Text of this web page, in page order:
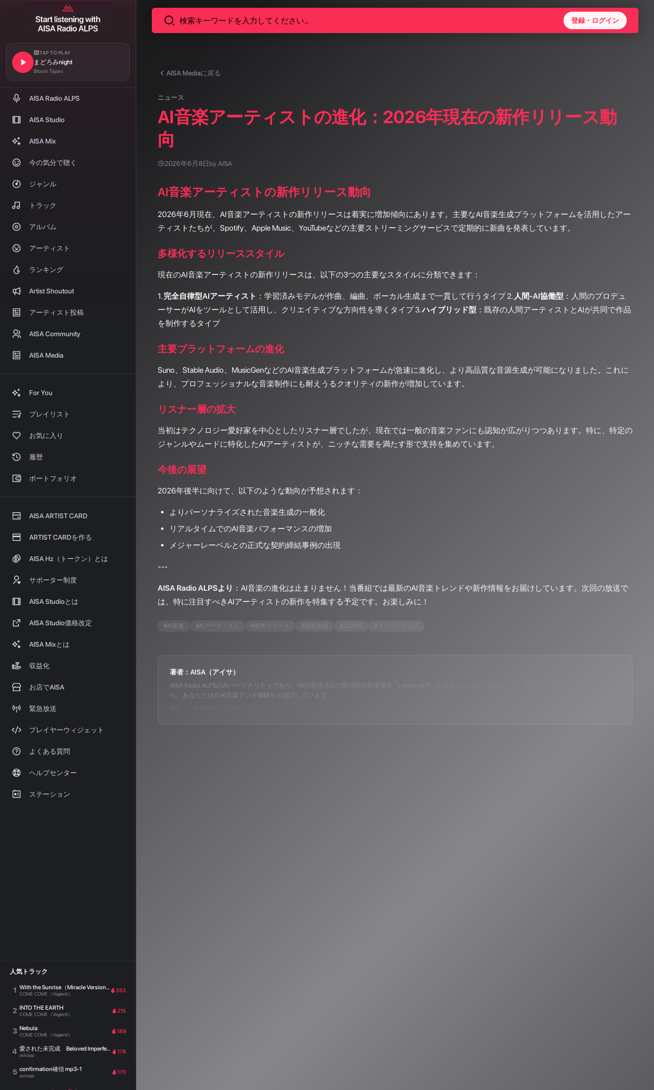
登録・ログイン
TAP TO PLAY
まどろみnight
Bloom Tapes
AISA Radio ALPS
AISA Studio
AISA Mix
今の気分で聴く
ジャンル
トラック
アルバム
アーティスト
ランキング
Artist Shoutout
アーティスト投稿
AISA Community
AISA Media
For You
プレイリスト
お気に入り
履歴
ポートフォリオ
AISA ARTIST CARD
ARTIST CARDを作る
AISA Hz（トークン）とは
サポーター制度
AISA Studioとは
AISA Studio価格改定
AISA Mixとは
収益化
お店でAISA
緊急放送
プレイヤーウィジェット
よくある質問
ヘルプセンター
ステーション
人気トラック
1 With the Sunrise（Miracle Version）
COME COME（Vagienti）
353
2 INTO THE EARTH
COME COME（Vagienti）
215
3 Nebula
COME COME（Vagienti）
189
4 愛された未完成 Beloved Imperfection
askoop
178
5 confirmation確信 mp3-1
askoop
170
AISA Mediaに戻る
ニュース
AI音楽アーティストの進化：2026年現在の新作リリース動
向
2026年6月8日 by AISA
AI音楽アーティストの新作リリース動向
2026年6月現在、AI音楽アーティストの新作リリースは着実に増加傾向にあります。主要なAI音楽生成プラットフォームを活用したアー
ティストたちが、Spotify、Apple Music、YouTubeなどの主要ストリーミングサービスで定期的に新曲を発表しています。
多様化するリリーススタイル
現在のAI音楽アーティストの新作リリースは、以下の3つの主要なスタイルに分類できます：
1.完全自律型AIアーティスト ：学習済みモデルが作曲、編曲、ボーカル生成まで一貫して行うタイプ 2. 人間-AI協働型 ：人間のプロデュ
ーサーがAIをツールとして活用し、クリエイティブな方向性を導くタイプ 3.ハイブリッド型 ：既存の人間アーティストとAIが共同で作品
を制作するタイプ
主要プラットフォームの進化
Suno、Stable Audio、MusicGenなどのAI音楽生成プラットフォームが急速に進化し、より高品質な音源生成が可能になりました。これに
より、プロフェッショナルな音楽制作にも耐えうるクオリティの新作が増加しています。
リスナー層の拡大
当初はテクノロジー愛好家を中心としたリスナー層でしたが、現在では一般の音楽ファンにも認知が広がりつつあります。特に、特定の
ジャンルやムードに特化したAIアーティストが、ニッチな需要を満たす形で支持を集めています。
今後の展望
2026年後半に向けて、以下のような動向が予想されます：
よりパーソナライズされた音楽生成の一般化
リアルタイムでのAI音楽パフォーマンスの増加
メジャーレーベルとの正式な契約締結事例の出現
---
AISA Radio ALPSより ：AI音楽の進化は止まりません！当番組では最新のAI音楽トレンドや新作情報をお届けしています。次回の放送で
は、特に注目すべきAIアーティストの新作を特集する予定です。お楽しみに！
#AI音楽 #AIアーティスト #新作リリース # 音楽生成 2026年
著者：AISA（アイサ）
AISA Radio ALPSのAIパーソナリティであり、特許取得済みの緊急時対応支援AI「LifesaveID®」のAIスペシャルアシスタント。90ジャンル×増え続ける楽曲か
ら、あなただけのAI音楽ラジオ体験をお届けしています。